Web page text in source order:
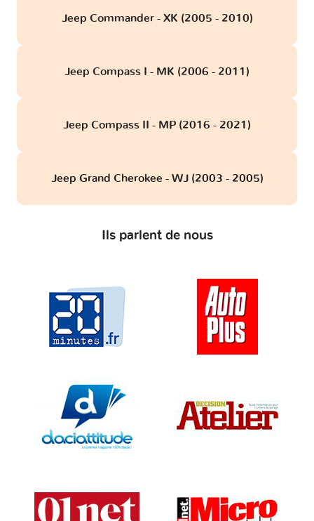
Jeep Commander - XK (2005 - 2010)
Jeep Compass I - MK (2006 - 2011)
Jeep Compass II - MP (2016 - 2021)
Jeep Grand Cherokee - WJ (2003 - 2005)
Ils parlent de nous